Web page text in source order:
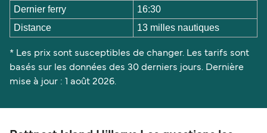
Dernier ferry
16:30
Distance
13 milles nautiques
* Les prix sont susceptibles de changer. Les tarifs sont
basés sur les données des 30 derniers jours. Dernière
mise à jour : 1 août 2026.